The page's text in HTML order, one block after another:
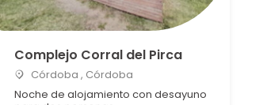
Complejo Corral del Pirca
Córdoba , Córdoba
Noche de alojamiento con desayuno